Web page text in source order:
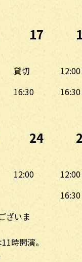
17
貸切
16:30
12:00
16:30
24
12:00
12:00
16:30
ざいま
時開演。